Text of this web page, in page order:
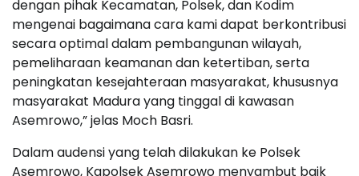
dengan pihak Kecamatan, Polsek, dan Kodim
mengenai bagaimana cara kami dapat berkontribusi
secara optimal dalam pembangunan wilayah,
pemeliharaan keamanan dan ketertiban, serta
peningkatan kesejahteraan masyarakat, khususnya
masyarakat Madura yang tinggal di kawasan
Asemrowo,” jelas Moch Basri.
Dalam audensi yang telah dilakukan ke Polsek
Asemrowo, Kapolsek Asemrowo menyambut baik